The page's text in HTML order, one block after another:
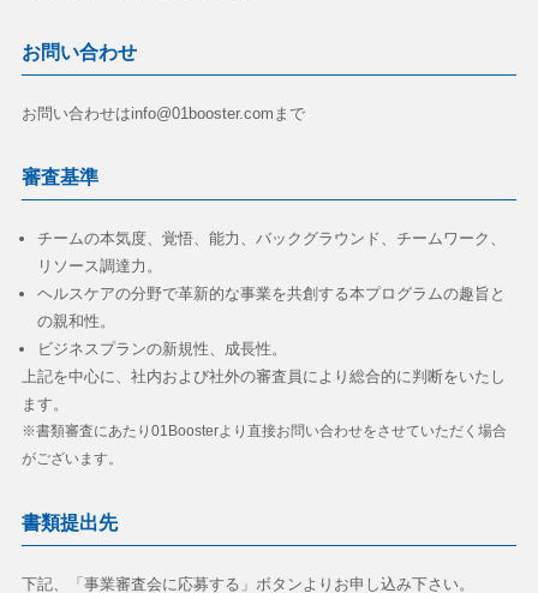
お問い合わせ
お問い合わせはinfo@01booster.comまで
審査基準
チームの本気度、覚悟、能力、バックグラウンド、チームワーク、
リソース調達力。
ヘルスケアの分野で革新的な事業を共創する本プログラムの趣旨と
の親和性。
ビジネスプランの新規性、成長性。
上記を中心に、社内および社外の審査員により総合的に判断をいたし
ます。
※書類審査にあたり01Boosterより直接お問い合わせをさせていただく場合
がございます。
書類提出先
下記、「事業審査会に応募する」ボタンよりお申し込み下さい。